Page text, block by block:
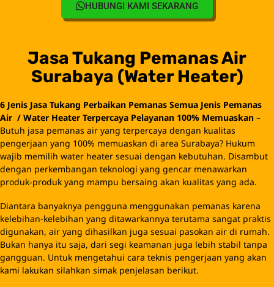
HUBUNGI KAMI SEKARANG
Jasa Tukang Pemanas Air
Surabaya (Water Heater)
6 Jenis Jasa Tukang Perbaikan Pemanas Semua Jenis Pemanas
Air / Water Heater Terpercaya Pelayanan 100% Memuaskan –
Butuh jasa pemanas air yang terpercaya dengan kualitas
pengerjaan yang 100% memuaskan di area Surabaya? Hukum
wajib memilih water heater sesuai dengan kebutuhan. Disambut
dengan perkembangan teknologi yang gencar menawarkan
produk-produk yang mampu bersaing akan kualitas yang ada.
Diantara banyaknya pengguna menggunakan pemanas karena
kelebihan-kelebihan yang ditawarkannya terutama sangat praktis
digunakan, air yang dihasilkan juga sesuai pasokan air di rumah.
Bukan hanya itu saja, dari segi keamanan juga lebih stabil tanpa
gangguan. Untuk mengetahui cara teknis pengerjaan yang akan
kami lakukan silahkan simak penjelasan berikut.